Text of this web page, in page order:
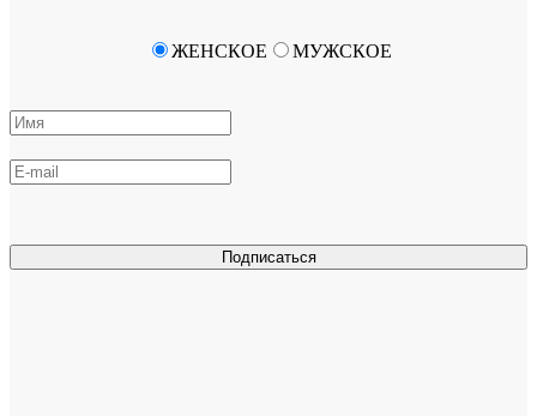
Подписаться
ЖЕНСКОЕ МУЖСКОЕ